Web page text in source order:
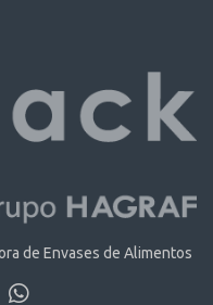
de Envases de Alimentos